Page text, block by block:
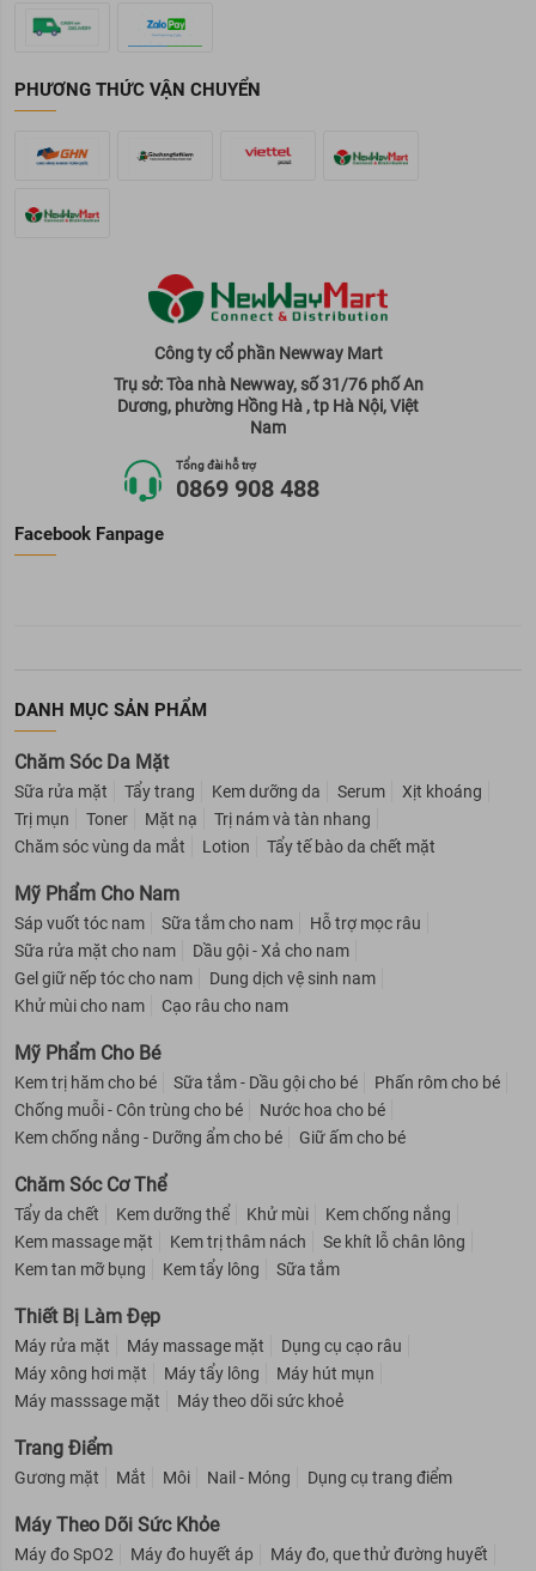
PHƯƠNG THỨC VẬN CHUYỂN
Công ty cổ phần Newway Mart
Trụ sở: Tòa nhà Newway, số 31/76 phố An
Dương, phường Hồng Hà , tp Hà Nội, Việt
Nam
Tổng đài hỗ trợ
0869 908 488
Facebook Fanpage
DANH MỤC SẢN PHẨM
Chăm Sóc Da Mặt
Sữa rửa mặt Tẩy trang Kem dưỡng da Serum
Xịt khoáng
Trị mụn
Toner Mặt nạ
Trị nám và tàn nhang
Chăm sóc vùng da mắt
Lotion Tẩy tế bào da chết mặt
Mỹ Phẩm Cho Nam
Sáp vuốt tóc nam Sữa tắm cho nam
Hỗ trợ mọc râu
Sữa rửa mặt cho nam
Dầu gội - Xả cho nam
Gel giữ nếp tóc cho nam
Dung dịch vệ sinh nam
Khử mùi cho nam
Cạo râu cho nam
Mỹ Phẩm Cho Bé
Kem trị hăm cho bé Sữa tắm - Dầu gội cho bé
Phấn rôm cho bé
Chống muỗi - Côn trùng cho bé
Nước hoa cho bé
Kem chống nắng - Dưỡng ẩm cho bé
Giữ ấm cho bé
Chăm Sóc Cơ Thể
Tẩy da chết Kem dưỡng thể Khử mùi
Kem chống nắng
Kem massage mặt
Kem trị thâm nách
Se khít lỗ chân lông
Kem tan mỡ bụng
Kem tẩy lông Sữa tắm
Thiết Bị Làm Đẹp
Máy rửa mặt Máy massage mặt
Dụng cụ cạo râu
Máy xông hơi mặt
Máy tẩy lông
Máy hút mụn
Máy masssage mặt
Máy theo dõi sức khoẻ
Trang Điểm
Gương mặt Mắt Môi Nail - Móng Dụng cụ trang điểm
Máy Theo Dõi Sức Khỏe
Máy đo SpO2 Máy đo huyết áp
Máy đo, que thử đường huyết